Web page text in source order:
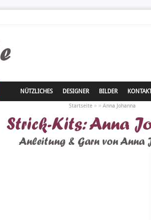
NÜTZLICHES DESIGNER BILDER
Startseite » » Anna Johanna
Strick-Kits: Anna
Anleitung & Garn von Anna